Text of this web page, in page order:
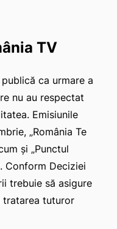
TV
ca urmare a
nu au respectat
Emisiunile
„România Te
și „Punctul
Conform Deciziei
trebuie să asigure
tratarea tuturor